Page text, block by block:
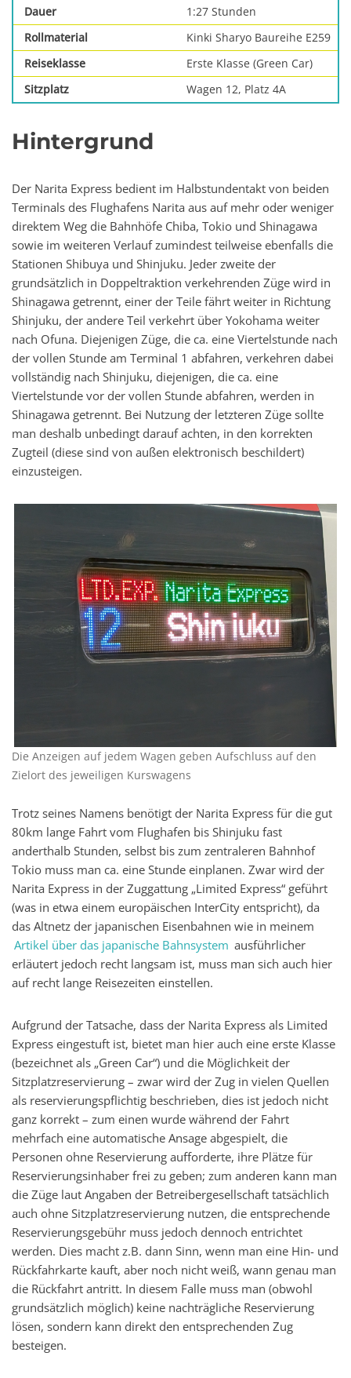
Dauer
1:27 Stunden
Rollmaterial
Kinki Sharyo Baureihe E259
Reiseklasse
Erste Klasse (Green Car)
Sitzplatz
Wagen 12, Platz 4A
Hintergrund
Der Narita Express bedient im Halbstundentakt von beiden
Terminals des Flughafens Narita aus auf mehr oder weniger
direktem Weg die Bahnhöfe Chiba, Tokio und Shinagawa
sowie im weiteren Verlauf zumindest teilweise ebenfalls die
Stationen Shibuya und Shinjuku. Jeder zweite der
grundsätzlich in Doppeltraktion verkehrenden Züge wird in
Shinagawa getrennt, einer der Teile fährt weiter in Richtung
Shinjuku, der andere Teil verkehrt über Yokohama weiter
nach Ofuna. Diejenigen Züge, die ca. eine Viertelstunde nach
der vollen Stunde am Terminal 1 abfahren, verkehren dabei
vollständig nach Shinjuku, diejenigen, die ca. eine
Viertelstunde vor der vollen Stunde abfahren, werden in
Shinagawa getrennt. Bei Nutzung der letzteren Züge sollte
man deshalb unbedingt darauf achten, in den korrekten
Zugteil (diese sind von außen elektronisch beschildert)
einzusteigen.
Die Anzeigen auf jedem Wagen geben Aufschluss auf den
Zielort des jeweiligen Kurswagens
Trotz seines Namens benötigt der Narita Express für die gut
80km lange Fahrt vom Flughafen bis Shinjuku fast
anderthalb Stunden, selbst bis zum zentraleren Bahnhof
Tokio muss man ca. eine Stunde einplanen. Zwar wird der
Narita Express in der Zuggattung „Limited Express“ geführt
(was in etwa einem europäischen InterCity entspricht), da
das Altnetz der japanischen Eisenbahnen wie in meinem
Artikel über das japanische Bahnsystem ausführlicher
erläutert jedoch recht langsam ist, muss man sich auch hier
auf recht lange Reisezeiten einstellen.
Aufgrund der Tatsache, dass der Narita Express als Limited
Express eingestuft ist, bietet man hier auch eine erste Klasse
(bezeichnet als „Green Car“) und die Möglichkeit der
Sitzplatzreservierung – zwar wird der Zug in vielen Quellen
als reservierungspflichtig beschrieben, dies ist jedoch nicht
ganz korrekt – zum einen wurde während der Fahrt
mehrfach eine automatische Ansage abgespielt, die
Personen ohne Reservierung aufforderte, ihre Plätze für
Reservierungsinhaber frei zu geben; zum anderen kann man
die Züge laut Angaben der Betreibergesellschaft tatsächlich
auch ohne Sitzplatzreservierung nutzen, die entsprechende
Reservierungsgebühr muss jedoch dennoch entrichtet
werden. Dies macht z.B. dann Sinn, wenn man eine Hin- und
Rückfahrkarte kauft, aber noch nicht weiß, wann genau man
die Rückfahrt antritt. In diesem Falle muss man (obwohl
grundsätzlich möglich) keine nachträgliche Reservierung
lösen, sondern kann direkt den entsprechenden Zug
besteigen.